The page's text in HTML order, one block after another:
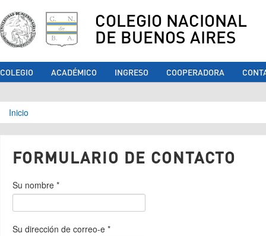
COLEGIO NACIONAL
DE BUENOS AIRES
COLEGIO ACADÉMICO INGRESO COOPERADORA
Se encuentra usted aquí
Inicio
FORMULARIO DE CONTACTO
Su nombre *
Su dirección de correo-e *